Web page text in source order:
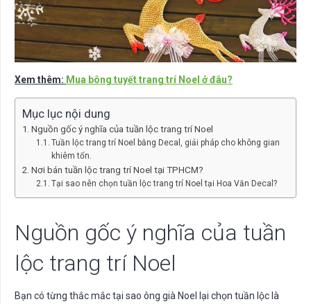
Xem thêm: Mua bông tuyết trang trí Noel ở đâu?
Mục lục nội dung
Nguồn gốc ý nghĩa của tuần lộc trang trí Noel
Tuần lộc trang trí Noel bằng Decal, giải pháp cho không gian
khiêm tốn.
Nơi bán tuần lộc trang trí Noel tại TPHCM?
Tại sao nên chọn tuần lộc trang trí Noel tại Hoa Văn Decal?
Nguồn gốc ý nghĩa của tuần
lộc trang trí Noel
Bạn có từng thắc mắc tại sao ông già Noel lại chọn tuần lộc là